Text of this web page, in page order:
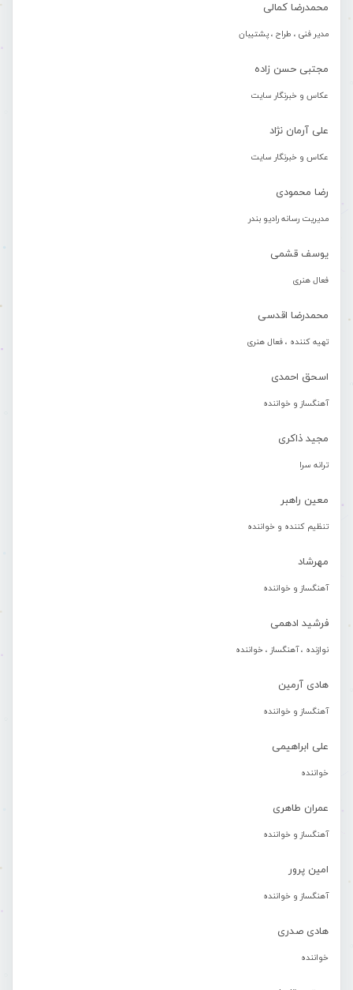
محمدرضا کمالی
مدیر فنی ، طراح ، پشتیبان
مجتبی حسن زاده
عکاس و خبرنگار سایت
علی آرمان نژاد
عکاس و خبرنگار سایت
رضا محمودی
مدیریت رسانه رادیو بندر
یوسف قشمی
فعال هنری
محمدرضا اقدسی
تهیه کننده ، فعال هنری
اسحق احمدی
آهنگساز و خواننده
مجید ذاکری
ترانه سرا
معین راهبر
تنظیم کننده و خواننده
مهرشاد
آهنگساز و خواننده
فرشید ادهمی
نوازنده ، آهنگساز ، خواننده
هادی آرمین
آهنگساز و خواننده
علی ابراهیمی
خواننده
عمران طاهری
آهنگساز و خواننده
امین پرور
آهنگساز و خواننده
هادی صدری
خواننده